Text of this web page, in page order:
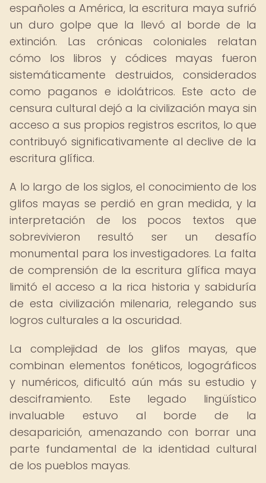
españoles a América, la escritura maya sufrió
un duro golpe que la llevó al borde de la
extinción. Las crónicas coloniales relatan
cómo los libros y códices mayas fueron
sistemáticamente destruidos, considerados
como paganos e idolátricos. Este acto de
censura cultural dejó a la civilización maya sin
acceso a sus propios registros escritos, lo que
contribuyó significativamente al declive de la
escritura glífica.
A lo largo de los siglos, el conocimiento de los
glifos mayas se perdió en gran medida, y la
interpretación de los pocos textos que
sobrevivieron resultó ser un desafío
monumental para los investigadores. La falta
de comprensión de la escritura glífica maya
limitó el acceso a la rica historia y sabiduría
de esta civilización milenaria, relegando sus
logros culturales a la oscuridad.
La complejidad de los glifos mayas, que
combinan elementos fonéticos, logográficos
y numéricos, dificultó aún más su estudio y
desciframiento. Este legado lingüístico
invaluable estuvo al borde de la
desaparición, amenazando con borrar una
parte fundamental de la identidad cultural
de los pueblos mayas.